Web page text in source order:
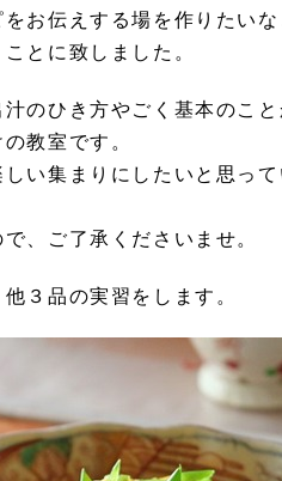
お伝えする場を作りたいな
とに致しました。
のひき方やごく基本のこ
教室です。
い集まりにしたいと思っ
、ご了承くださいませ。
３品の実習をします。